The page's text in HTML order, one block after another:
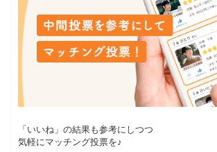
「いいね」の結果も参考にしつつ
気軽にマッチング投票を♪